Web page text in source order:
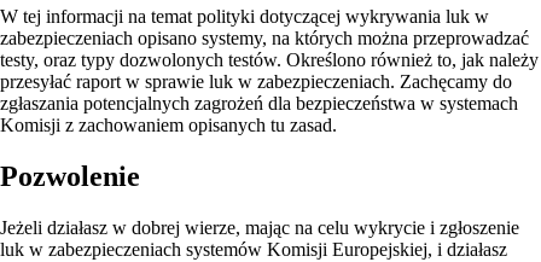
W tej informacji na temat polityki dotyczącej wykrywania luk w
zabezpieczeniach opisano systemy, na których można przeprowadzać
testy, oraz typy dozwolonych testów. Określono również to, jak należy
przesyłać raport w sprawie luk w zabezpieczeniach. Zachęcamy do
zgłaszania potencjalnych zagrożeń dla bezpieczeństwa w systemach
Komisji z zachowaniem opisanych tu zasad.
Pozwolenie
Jeżeli działasz w dobrej wierze, mając na celu wykrycie i zgłoszenie
luk w zabezpieczeniach systemów Komisji Europejskiej, i działasz